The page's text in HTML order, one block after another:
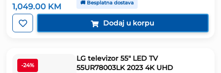
Izvorna
cijena
bila
je:
1,049.00 KM Trenutna
cijena
1,049.00 KM.
🚚 Besplatna dostava
Dodaj u korpu
-24%
LG televizor 55″ LED TV
55UR78003LK 2023 4K UHD